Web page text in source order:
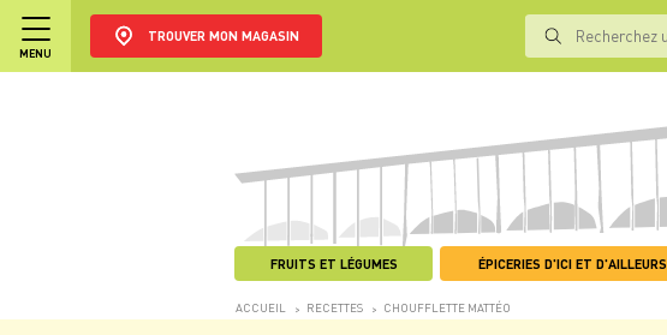
MENU
TROUVER MON MAGASIN
FRUITS ET LÉGUMES ÉPICERIES D'ICI ET D'AILLEURS
ACCUEIL > RECETTES > CHOUFFLETTE MATTÉO